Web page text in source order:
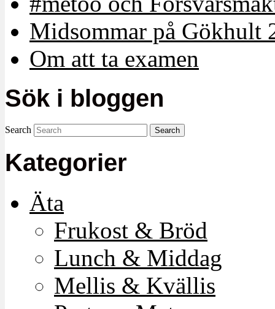
Midsommar på Gökhult
Om att ta examen
Sök i bloggen
Search
Kategorier
Äta
Frukost & Bröd
Lunch & Middag
Mellis & Kvällis